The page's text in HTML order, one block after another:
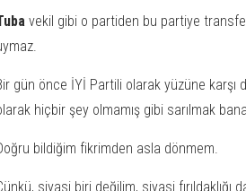
vekil gibi o partiden bu partiye
gün önce İYİ Partili olarak yüzüne karşı
hiçbir şey olmamış gibi sarılmak
bildiğim fikrimden asla dönmem.
siyasi biri değilim, siyasi fırıldaklığı